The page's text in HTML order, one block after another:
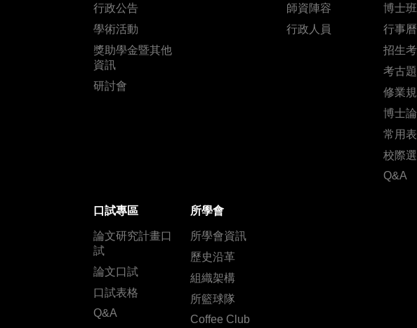
行政公告
學術活動
獎助學金暨其他
資訊
研討會
師資陣容
行政人員
博士
行事曆
招生
考古題
修業
博士
常用
校際
Q&A
口試專區
論文研究計畫口
試
論文口試
口試表格
Q&A
所學會
所學會資訊
歷史沿革
組織架構
所籃球隊
Coffee Club